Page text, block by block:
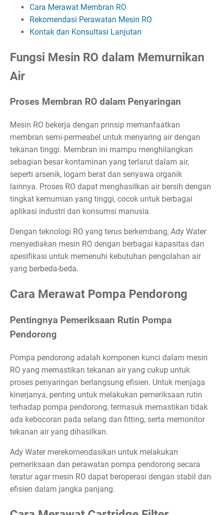
Cara Merawat Membran RO
Rekomendasi Perawatan Mesin RO
Kontak dan Konsultasi Lanjutan
Fungsi Mesin RO dalam Memurnikan
Air
Proses Membran RO dalam Penyaringan
Mesin RO bekerja dengan prinsip memanfaatkan
membran semi-permeabel untuk menyaring air dengan
tekanan tinggi. Membran ini mampu menghilangkan
sebagian besar kontaminan yang terlarut dalam air,
seperti arsenik, logam berat dan senyawa organik
lainnya. Proses RO dapat menghasilkan air bersih dengan
tingkat kemurnian yang tinggi, cocok untuk berbagai
aplikasi industri dan konsumsi manusia.
Dengan teknologi RO yang terus berkembang, Ady Water
menyediakan mesin RO dengan berbagai kapasitas dan
spesifikasi untuk memenuhi kebutuhan pengolahan air
yang berbeda-beda.
Cara Merawat Pompa Pendorong
Pentingnya Pemeriksaan Rutin Pompa
Pendorong
Pompa pendorong adalah komponen kunci dalam mesin
RO yang memastikan tekanan air yang cukup untuk
proses penyaringan berlangsung efisien. Untuk menjaga
kinerjanya, penting untuk melakukan pemeriksaan rutin
terhadap pompa pendorong, termasuk memastikan tidak
ada kebocoran pada selang dan fitting, serta memonitor
tekanan air yang dihasilkan.
Ady Water merekomendasikan untuk melakukan
pemeriksaan dan perawatan pompa pendorong secara
teratur agar mesin RO dapat beroperasi dengan stabil dan
efisien dalam jangka panjang.